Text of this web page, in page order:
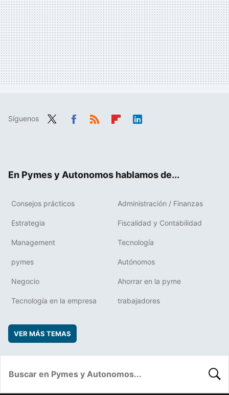
Síguenos
En Pymes y Autonomos hablamos de...
Consejos prácticos Administración / Finanzas
Estrategia Fiscalidad y Contabilidad
Management Tecnología
pymes Autónomos
Negocio Ahorrar en la pyme
Tecnología en la empresa trabajadores
VER MÁS TEMAS